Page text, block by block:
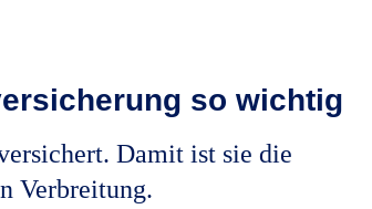
so wichtig
Damit ist sie die
Verbreitung.